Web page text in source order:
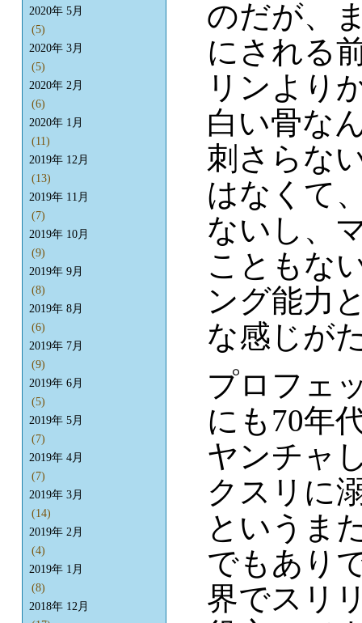
のだが、
にされる
リンより
白い骨な
刺さらな
はなくて
ないし、
こともな
ング能力
な感じが
プロフェ
にも70年
ヤンチャ
クスリに
というま
でもあり
界でスリ
2020年 5月
(5)
2020年 3月
(5)
2020年 2月
(6)
2020年 1月
(11)
2019年 12月
(13)
2019年 11月
(7)
2019年 10月
(9)
2019年 9月
(8)
2019年 8月
(6)
2019年 7月
(9)
2019年 6月
(5)
2019年 5月
(7)
2019年 4月
(7)
2019年 3月
(14)
2019年 2月
(4)
2019年 1月
(8)
2018年 12月